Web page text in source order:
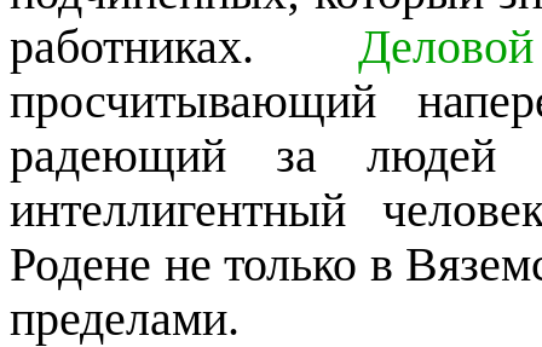
работниках.
просчитывающий
радеющий за людей
интеллигентный
Родене не только в
пределами.